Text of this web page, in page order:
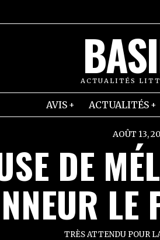
ACTUALITÉS
AVIS ACTUALITÉS
AOÛT 13,
DE
TRÈS ATTENDU POUR